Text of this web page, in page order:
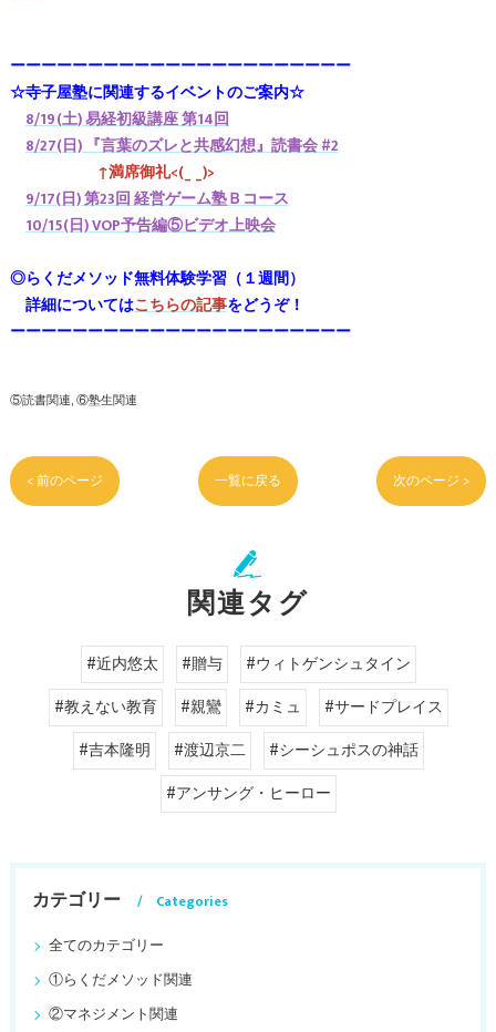
ーーーーーーーーーーーーーーーーーーーーーー
☆寺子屋塾に関連するイベントのご案内☆
8/19(土) 易経初級講座 第14回
8/27(日) 『言葉のズレと共感幻想』読書会 #2
↑満席御礼<(_ _)>
9/17(日) 第23回 経営ゲーム塾Ｂコース
10/15(日) VOP予告編⑤ビデオ上映会
◎らくだメソッド無料体験学習（１週間）
詳細についてはこちらの記事をどうぞ！
ーーーーーーーーーーーーーーーーーーーーーー
⑤読書関連 ⑥塾生関連
< 前のページ 一覧に戻る 次のページ >
関連タグ
#近内悠太 #贈与
#ウィトゲンシュタイン
#教えない教育
#親鸞 #カミュ
#サードプレイス
#吉本隆明
#渡辺京二
#シーシュポスの神話
#アンサング・ヒーロー
カテゴリー
Categories
全てのカテゴリー
①らくだメソッド関連
②マネジメント関連